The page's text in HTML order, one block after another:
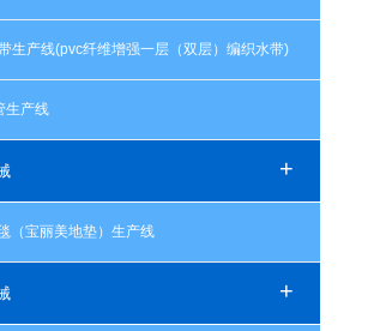
生产线(pvc纤维增强一层（双层）编织水带)
生产线
+
（宝丽美地垫）生产线
+